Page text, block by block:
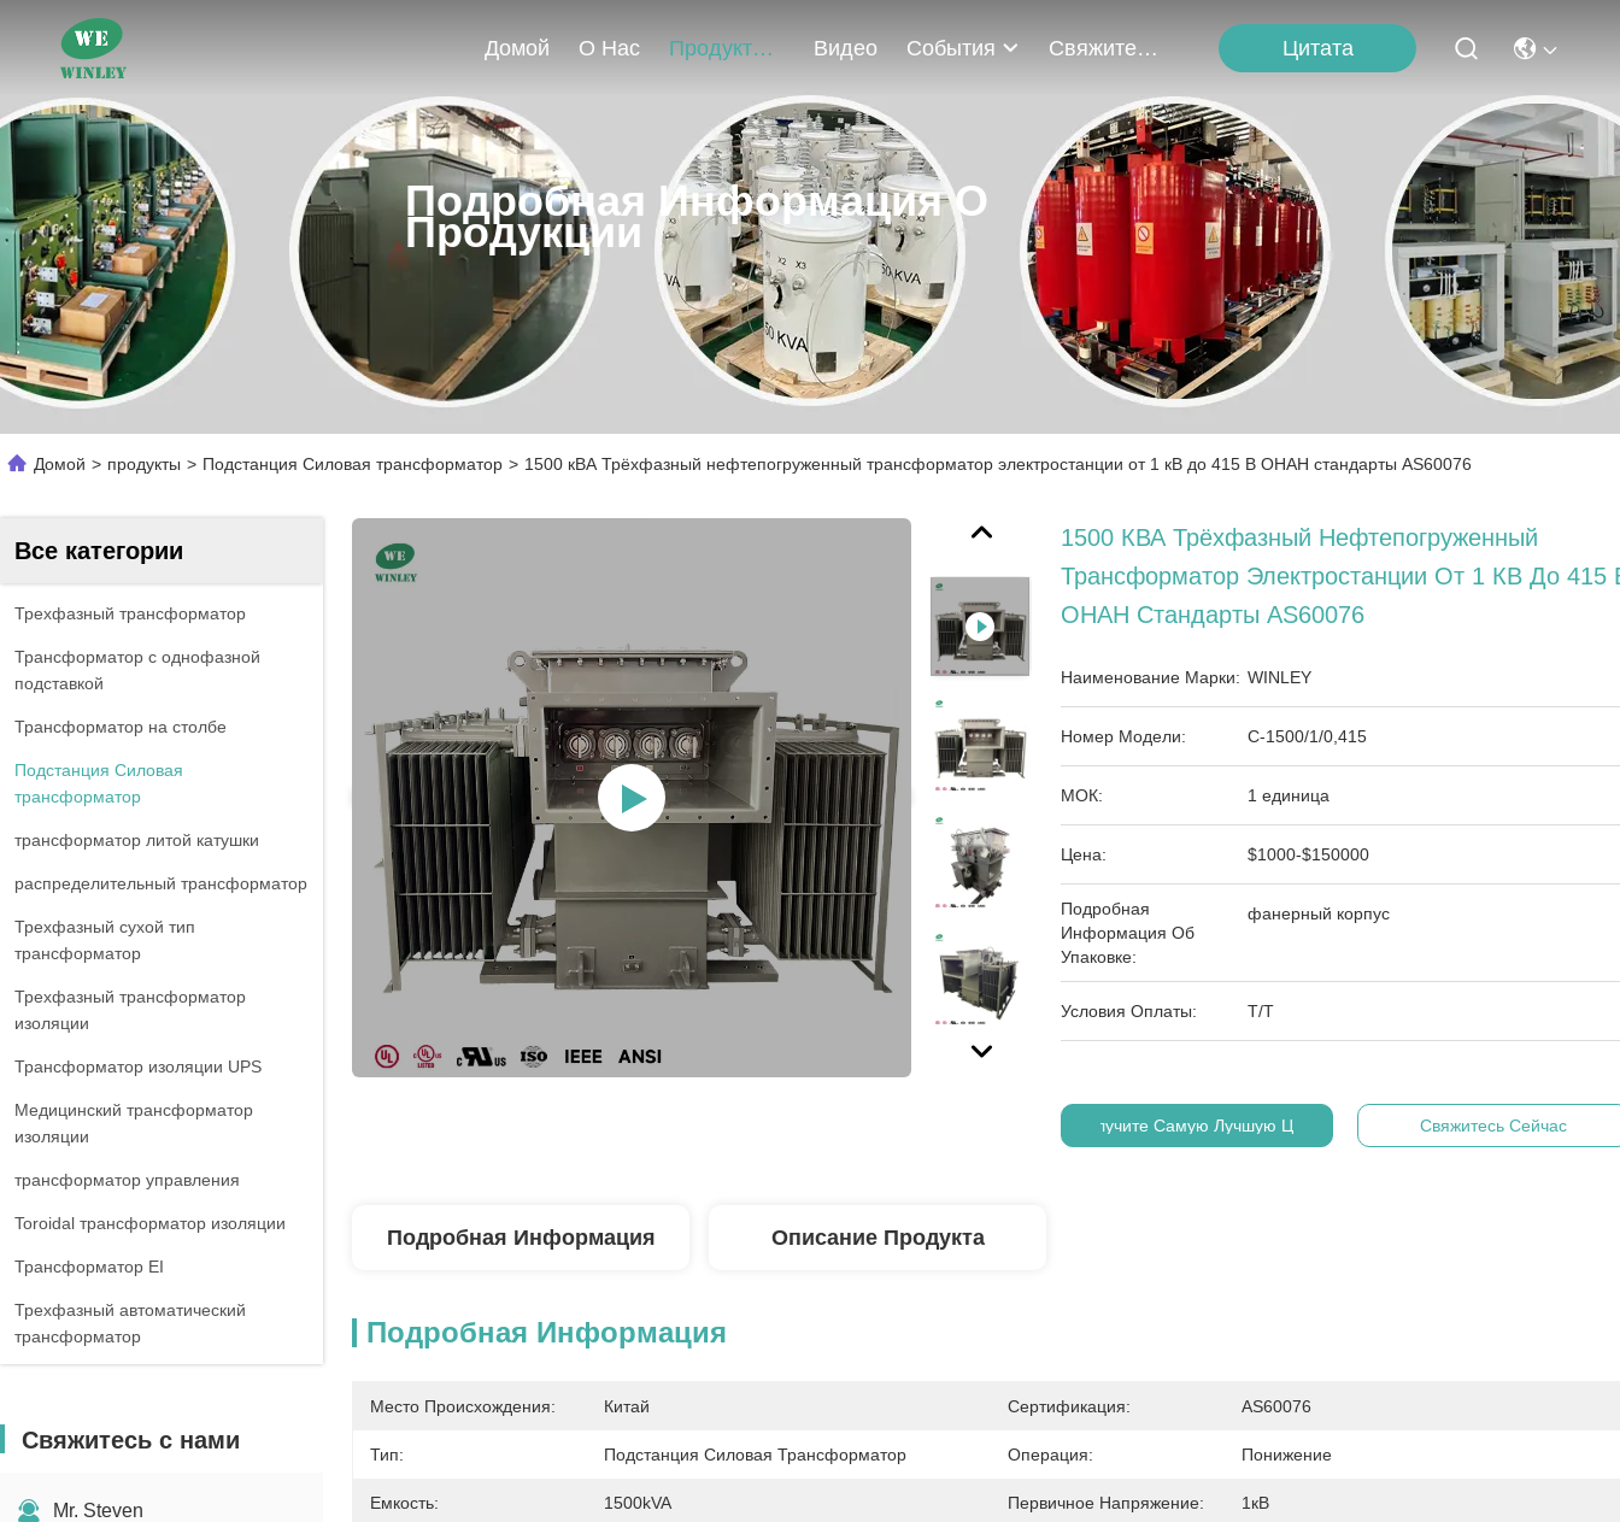
Домой О Нас Продукты Видео События Свяжитесь С Нами Цитата
Подробная Информация О
Продукции
Домой > продукты > Подстанция Силовая трансформатор > 1500 кВА Трёхфазный нефтепогруженный трансформатор электростанции от 1 кВ до 415 В ОНАН стандарты AS60076
Все категории
Трехфазный трансформатор
Трансформатор с однофазной
подставкой
Трансформатор на столбе
Подстанция Силовая
трансформатор
трансформатор литой катушки
распределительный трансформатор
Трехфазный сухой тип
трансформатор
Трехфазный трансформатор
изоляции
Трансформатор изоляции UPS
Медицинский трансформатор
изоляции
трансформатор управления
Toroidal трансформатор изоляции
Трансформатор EI
Трехфазный автоматический
трансформатор
Трехфазный реактор
Свяжитесь с нами
Mr. Steven
1500 КВА Трёхфазный Нефтепогруженный
Трансформатор Электростанции От 1 КВ До 415
ОНАН Стандарты AS60076
Наименование Марки: WINLEY
Номер Модели: С-1500/1/0,415
МОК: 1 единица
Цена: $1000-$150000
Подробная
Информация Об
Упаковке:
фанерный корпус
Условия Оплаты: Т/Т
Получите Самую Лучшую Цену Свяжитесь Сейчас
Подробная Информация Описание Продукта
Подробная Информация
Место Происхождения: Китай Сертификация: AS60076
Тип: Подстанция Силовая Трансформатор Операция: Понижение
Емкость: 1500kVA Первичное Напряжение: 1кВ